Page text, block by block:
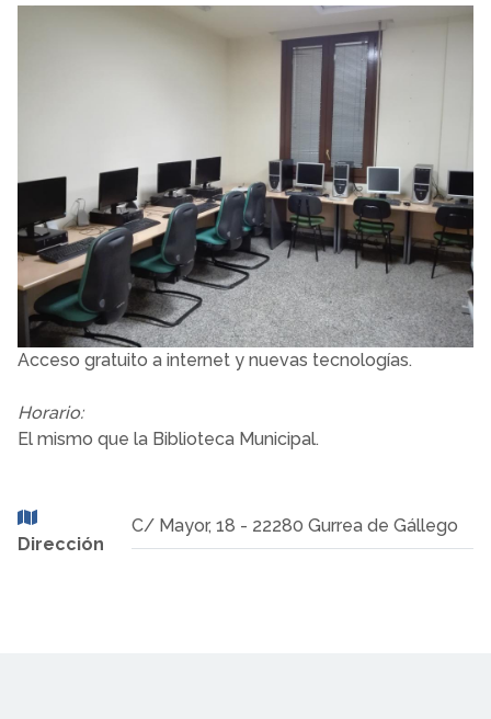
Acceso gratuito a internet y nuevas tecnologías.
Horario:
El mismo que la Biblioteca Municipal.
Dirección
C/ Mayor, 18 - 22280 Gurrea de Gállego